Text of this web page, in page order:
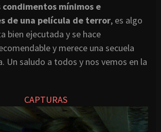
mínimos e
de una película de terror, es algo
bien ejecutada y se hace
y merece una secuela
Un saludo a todos y nos vemos en la
CAPTURAS